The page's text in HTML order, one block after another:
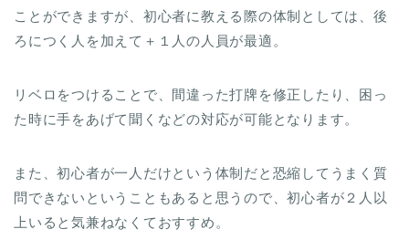
ことができますが、初心者に教える際の体制としては、後
ろにつく人を加えて＋１人の人員が最適。
リベロをつけることで、間違った打牌を修正したり、困っ
た時に手をあげて聞くなどの対応が可能となります。
また、初心者が一人だけという体制だと恐縮してうまく質
問できないということもあると思うので、初心者が２人以
上いると気兼ねなくておすすめ。